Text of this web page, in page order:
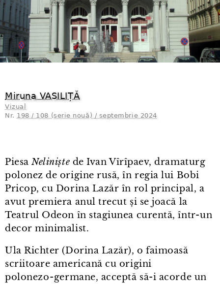
Miruna VASILIȚĂ
Vizual
Nr. 198 / 108 (serie nouă) / septembrie 2024
PiesaNeliniște de Ivan Vîrîpaev, dramaturg
polonez de origine rusă, în regia lui Bobi
Pricop, cu Dorina Lazăr în rol principal, a
avut premiera anul trecut și se joacă la
Teatrul Odeon în stagiunea curentă, într⁠-⁠un
decor minimalist.
Ula Richter (Dorina Lazăr), o faimoasă
scriitoare americană cu origini
polonezo⁠-⁠germane, acceptă să-i acorde un